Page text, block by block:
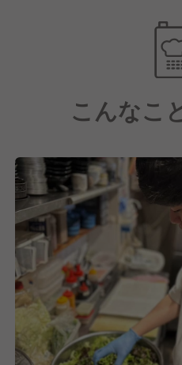
私たちが目指しているの
く、毎日でも気軽に通っ
その想いから生まれたの
高品質で低価格なお料理を
配りとともに、心ゆくまで
私たちは常に、お客様目
続けています。
こんなこ